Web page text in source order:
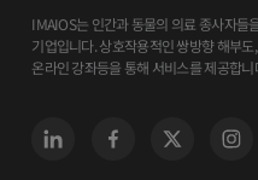
IMAIOS는 인간과 동물의 의료 종사자들
기업입니다. 상호작용적인 쌍방향 해부
온라인 강좌등을 통해 서비스를 제공합니